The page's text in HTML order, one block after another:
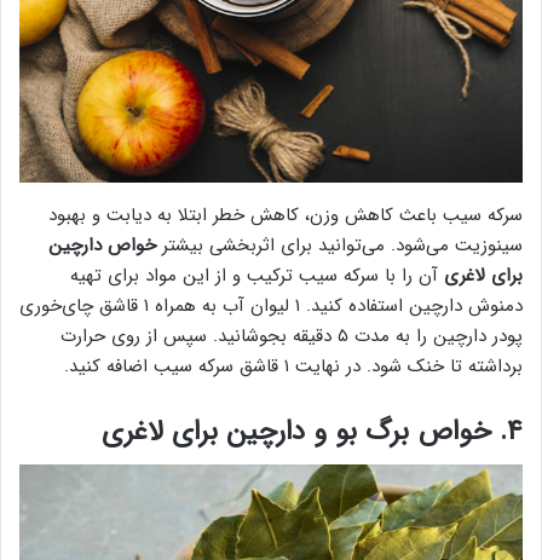
سرکه سیب باعث کاهش وزن، کاهش خطر ابتلا به دیابت و بهبود
سینوزیت می‌شود. می‌توانید برای اثربخشی بیشترخواص دارچین
برای لاغری آن را با سرکه سیب ترکیب و از این مواد برای تهیه
دمنوش دارچین استفاده کنید. ۱ لیوان آب به همراه ۱ قاشق چای‌خوری
پودر دارچین را به مدت ۵ دقیقه بجوشانید. سپس از روی حرارت
برداشته تا خنک شود. در نهایت ۱ قاشق سرکه سیب اضافه کنید.
۴. خواص برگ بو و دارچین برای لاغری